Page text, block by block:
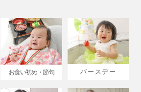
お食い初め・節句 バースデー